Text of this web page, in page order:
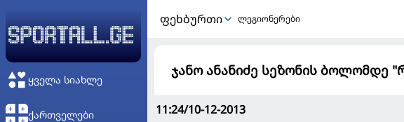
ᲧᲕᲔᲚᲐ ᲡᲘᲐᲮᲚᲔ
ᲥᲐᲠᲗᲕᲔᲚᲔᲑᲘ
ᲤᲔᲮᲑᲣᲠᲗᲘ ლეგიონერები
ჯანო ანანიძე სეზონის ბოლომდე
11:24/10-12-2013